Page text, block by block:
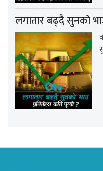
लगातार बढ्दै सुनको